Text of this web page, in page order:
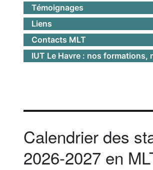
Témoignages
Liens
Contacts MLT
IUT Le Havre : nos formations,
Calendrier des
2026-2027 en